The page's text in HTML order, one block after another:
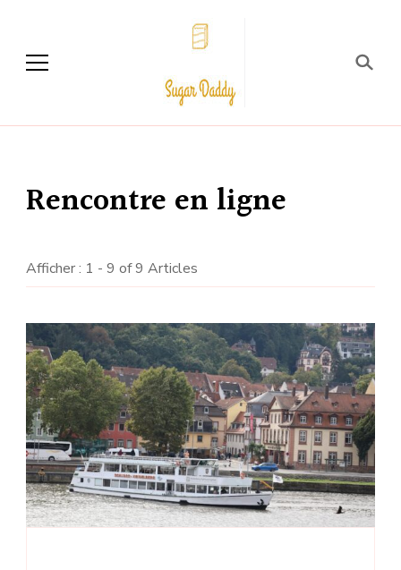
Sugar Daddy
Rencontre en ligne
Afficher : 1 - 9 of 9 Articles